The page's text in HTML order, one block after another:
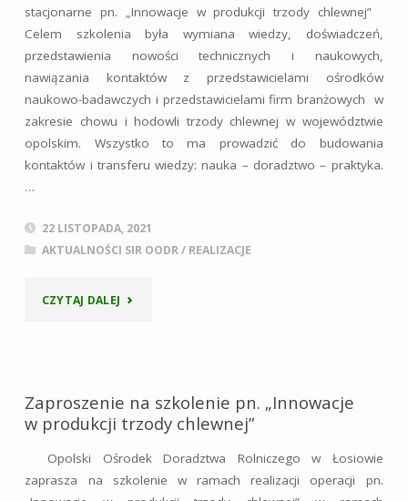
stacjonarne pn. „Innowacje w produkcji trzody chlewnej”
Celem szkolenia była wymiana wiedzy, doświadczeń,
przedstawienia nowości technicznych i naukowych,
nawiązania kontaktów z przedstawicielami ośrodków
naukowo-badawczych i przedstawicielami firm branżowych w
zakresie chowu i hodowli trzody chlewnej w województwie
opolskim. Wszystko to ma prowadzić do budowania
kontaktów i transferu wiedzy: nauka – doradztwo – praktyka.
…
22 LISTOPADA, 2021
AKTUALNOŚCI SIR OODR/ REALIZACJE
CZYTAJ DALEJ "SZKOLENIE
„INNOWACJE
PRODUKCJI
Zaproszenie na szkolenie pn. „Innowacje
w produkcji trzody chlewnej”
Opolski Ośrodek Doradztwa Rolniczego w Łosiowie
zaprasza na szkolenie w ramach realizacji operacji pn.